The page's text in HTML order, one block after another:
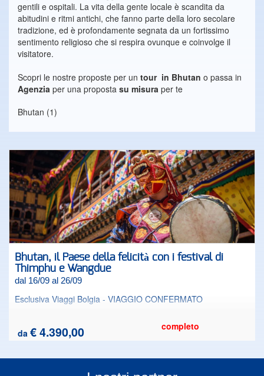
gentili e ospitali. La vita della gente locale è scandita da
abitudini e ritmi antichi, che fanno parte della loro secolare
tradizione, ed è profondamente segnata da un fortissimo
sentimento religioso che si respira ovunque e coinvolge il
visitatore.
Scopri le nostre proposte per un tour in Bhutan o passa in
Agenzia per una proposta su misura per te
Bhutan (1)
Bhutan, il Paese della felicità con i festival di
Thimphu e Wangdue
dal 16/09 al 26/09
Esclusiva Viaggi Bolgia - VIAGGIO CONFERMATO
da € 4.390,00 completo